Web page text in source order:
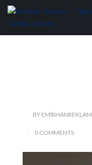
BY EMIRHANREKLAM
0 COMMENTS